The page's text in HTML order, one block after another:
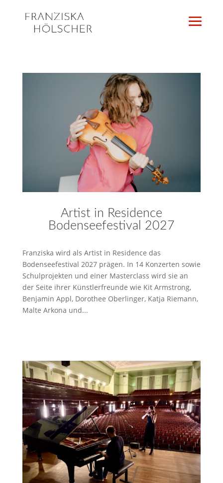
Artist in Residence
Bodenseefestival 2027
Franziska wird als Artist in Residence das
Bodenseefestival 2027 prägen. In 14 Konzerten sowie
Schulprojekten und einer Masterclass wird sie an
der Seite ihrer Künstlerfreunde wie Kit Armstrong,
Benjamin Appl, Dorothee Oberlinger, Katja Riemann,
Malte Arkona und...